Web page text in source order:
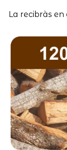
La recibràs en